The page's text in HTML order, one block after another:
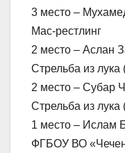
3 место –
Мас-рестлинг
2 место – Аслан
Стрельба из лука
2 место – Субар
Стрельба из лука
1 место – Ислам
ФГБОУ ВО